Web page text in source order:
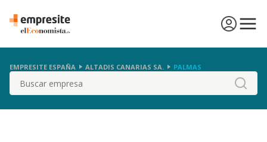
EMPRESITE ESPAÑA ALTADIS CANARIAS SA. PALMAS
Buscar